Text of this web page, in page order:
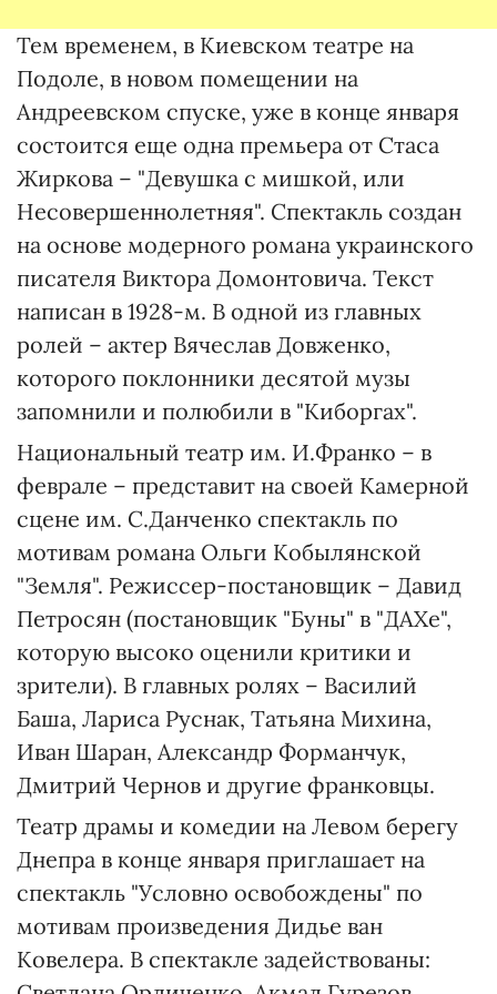
Тем временем, в Киевском театре на
Подоле, в новом помещении на
Андреевском спуске, уже в конце января
состоится еще одна премьера от Стаса
Жиркова – "Девушка с мишкой, или
Несовершеннолетняя". Спектакль создан
на основе модерного романа украинского
писателя Виктора Домонтовича. Текст
написан в 1928-м. В одной из главных
ролей – актер Вячеслав Довженко,
которого поклонники десятой музы
запомнили и полюбили в "Киборгах".
Национальный театр им. И.Франко – в
феврале – представит на своей Камерной
сцене им. С.Данченко спектакль по
мотивам романа Ольги Кобылянской
"Земля". Режиссер-постановщик – Давид
Петросян (постановщик "Буны" в "ДАХе",
которую высоко оценили критики и
зрители). В главных ролях – Василий
Баша, Лариса Руснак, Татьяна Михина,
Иван Шаран, Александр Форманчук,
Дмитрий Чернов и другие франковцы.
Театр драмы и комедии на Левом берегу
Днепра в конце января приглашает на
спектакль "Условно освобождены" по
мотивам произведения Дидье ван
Ковелера. В спектакле задействованы: